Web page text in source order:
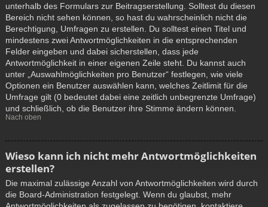
unterhalb des Formulars zur Beitragserstellung. Solltest du diesen
Bereich nicht sehen können, so hast du wahrscheinlich nicht die
Berechtigung, Umfragen zu erstellen. Du solltest einen Titel und
mindestens zwei Antwortmöglichkeiten in die entsprechenden
Felder eingeben und dabei sicherstellen, dass jede
Antwortmöglichkeit in einer eigenen Zeile steht. Du kannst auch
unter „Auswahlmöglichkeiten pro Benutzer“ festlegen, wie viele
Optionen ein Benutzer auswählen kann, welches Zeitlimit für die
Umfrage gilt (0 bedeutet dabei eine zeitlich unbegrenzte Umfrage)
und schließlich, ob die Benutzer ihre Stimme ändern können.
Nach oben
Wieso kann ich nicht mehr Antwortmöglichkeiten
erstellen?
Die maximal zulässige Anzahl von Antwortmöglichkeiten wird durch
die Board-Administration festgelegt. Wenn du glaubst, mehr